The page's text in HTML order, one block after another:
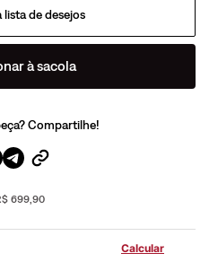
à sacola
Compartilhe!
699,90